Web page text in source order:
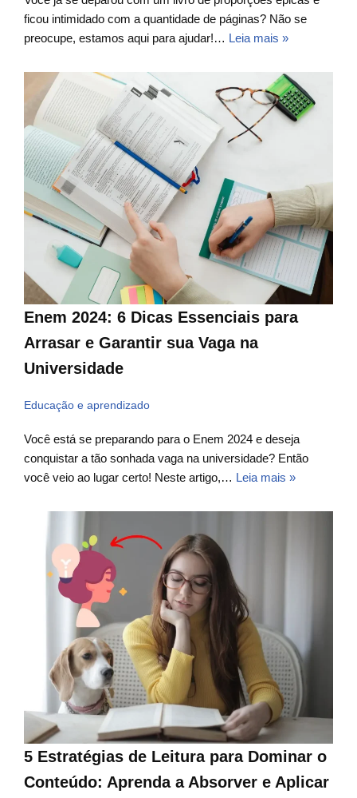
ficou intimidado com a quantidade de páginas? Não se
preocupe, estamos aqui para ajudar!… Leia mais »
Enem 2024: 6 Dicas Essenciais para
Arrasar e Garantir sua Vaga na
Universidade
Educação e aprendizado
Você está se preparando para o Enem 2024 e deseja
conquistar a tão sonhada vaga na universidade? Então
você veio ao lugar certo! Neste artigo,… Leia mais »
5 Estratégias de Leitura para Dominar o
Conteúdo: Aprenda a Absorver e Aplicar